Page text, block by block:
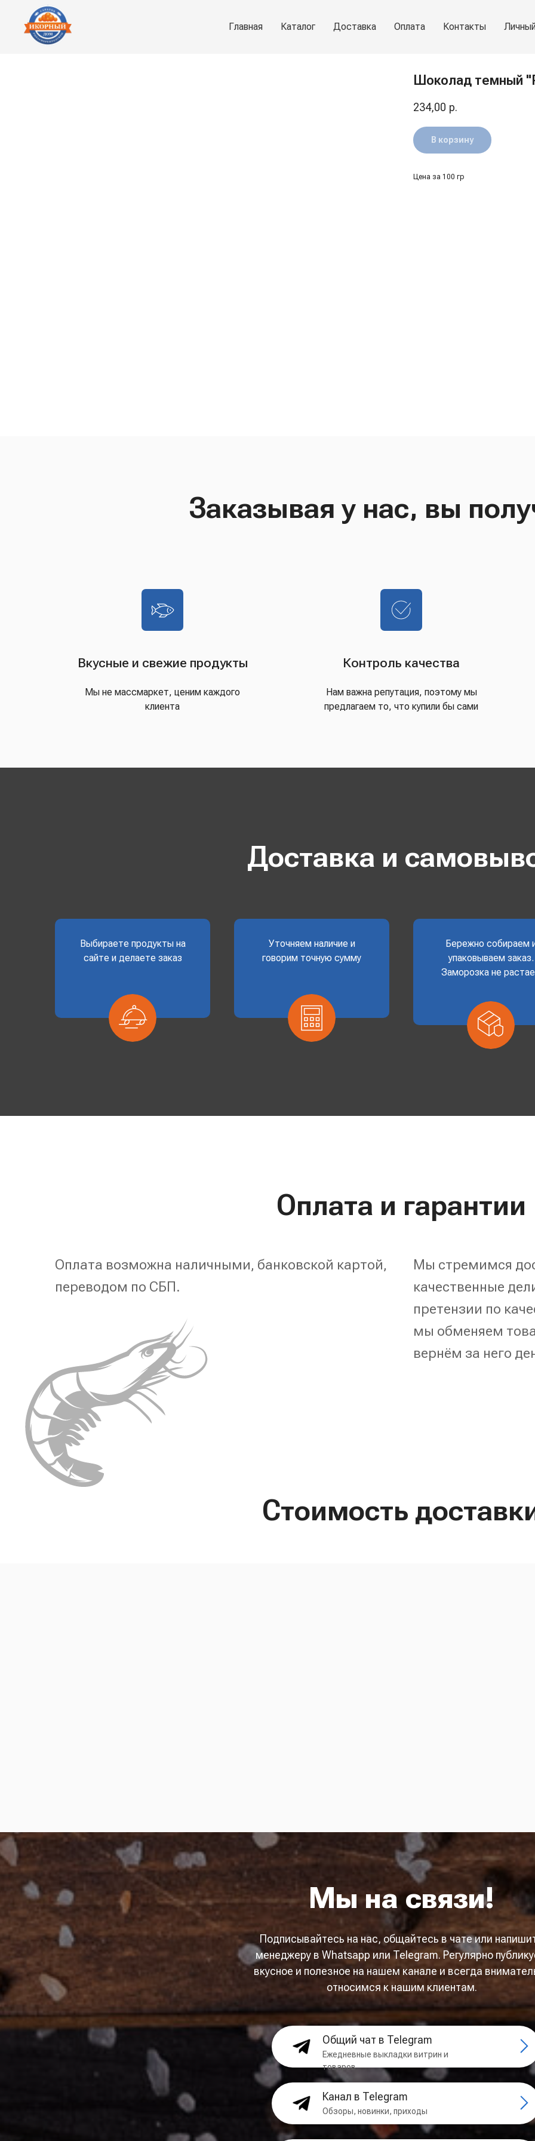
Главная Каталог Доставка Оплата Контакты
Шоколад темный
234,00 р.
В корзину
Цена за 100 гр
Заказывая у нас, вы
Вкусные и свежие продукты
Мы не массмаркет, ценим каждого
клиента
Контроль качества
Нам важна репутация, поэтому мы
предлагаем то, что купили бы сами
Доставка и
Выбираете продукты на
сайте и делаете заказ
Уточняем наличие и
говорим точную сумму
Бережно собираем
упаковываем заказ.
Заморозка не
Оплата и гарантии
Оплата возможна наличными, банковской картой,
переводом по СБП.
Мы стремимся
качественные
претензии по
мы обменяем
вернём за него
Стоимость
Мы на связи!
Подписывайтесь на нас, общайтесь в чате или
менеджеру в Whatsapp или Telegram. Регулярно
вкусное и полезное на нашем канале и всегда
относимся к нашим клиентам.
Общий чат в Telegram
Ежедневные выкладки витрин и
товаров
Канал в Telegram
Обзоры, новинки, приходы